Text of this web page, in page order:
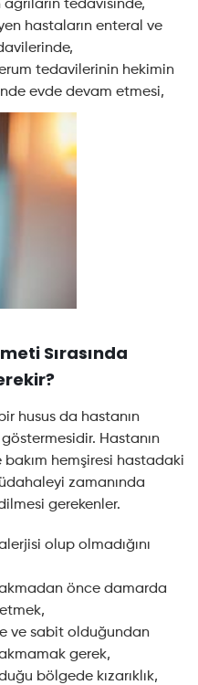
tedavisinde,
hastaların enteral ve
tedavilerinin hekimin
evde devam etmesi,
Sırasında
husus da hastanın
Hastanın
hemşiresi hastadaki
zamanında
gerekenler.
olup olmadığını
önce damarda
ve sabit olduğundan
gerek,
bölgede kızarıklık,